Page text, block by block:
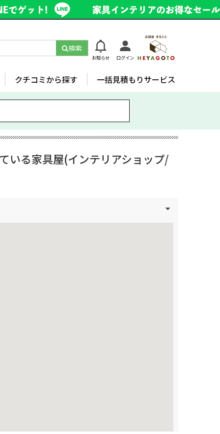
検索
お知らせ ログイン
クチコミから探す 一括見積もりサービス
いる家具屋(インテリアショップ/